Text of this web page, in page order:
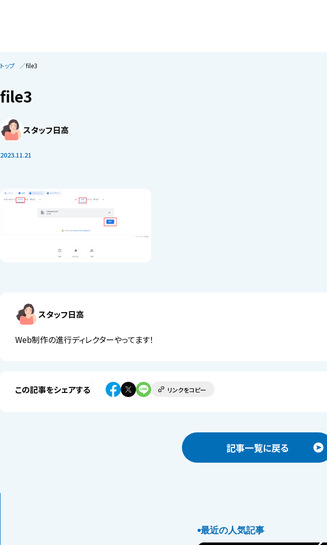
トップ file3
file3
スタッフ日高
2023.11.21
スタッフ日高
Web制作の進行ディレクターやってます！
この記事をシェアする リンクをコピー
記事一覧に戻る
最近の人気記事